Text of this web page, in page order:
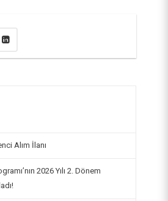
Koordinatörlüğü
ve Rehberlik Uygulama ve
Alım İlanı
2026 Yılı 2. Dönem